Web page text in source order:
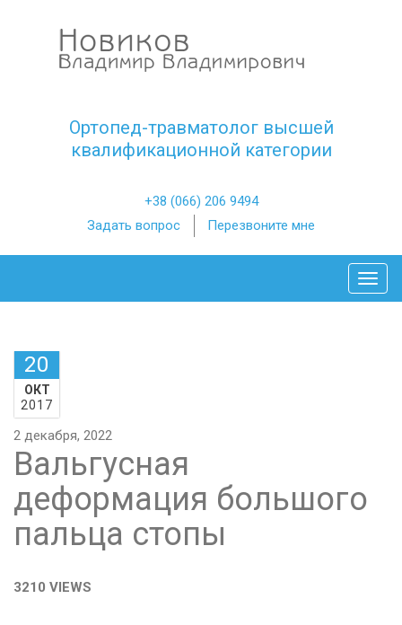
Ортопед-травматолог высшей
квалификационной категории
+38 (066) 206 9494
Задать вопрос
Перезвоните мне
20
ОКТ
2017
2 декабря, 2022
Вальгусная
деформация большого
пальца стопы
3210 VIEWS